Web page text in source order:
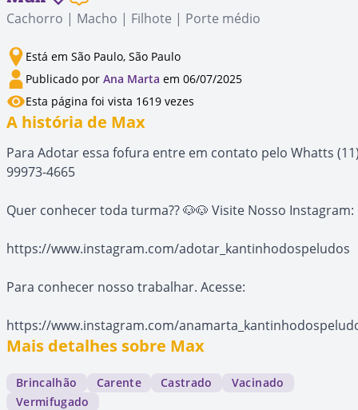
Cachorro | Macho | Filhote | Porte médio
Está em São Paulo, São Paulo
Publicado por Ana Marta em 06/07/2025
Esta página foi vista 1619 vezes
A história de Max
Para Adotar essa fofura entre em contato pelo Whatts
99973-4665
Quer conhecer toda turma?? 🐶🐶 Visite Nosso Instagram:
https://www.instagram.com/adotar_kantinhodospeludos
Para conhecer nosso trabalhar. Acesse:
https://www.instagram.com/
Mais detalhes sobre Max
Brincalhão Carente Castrado
Vacinado
Vermifugado